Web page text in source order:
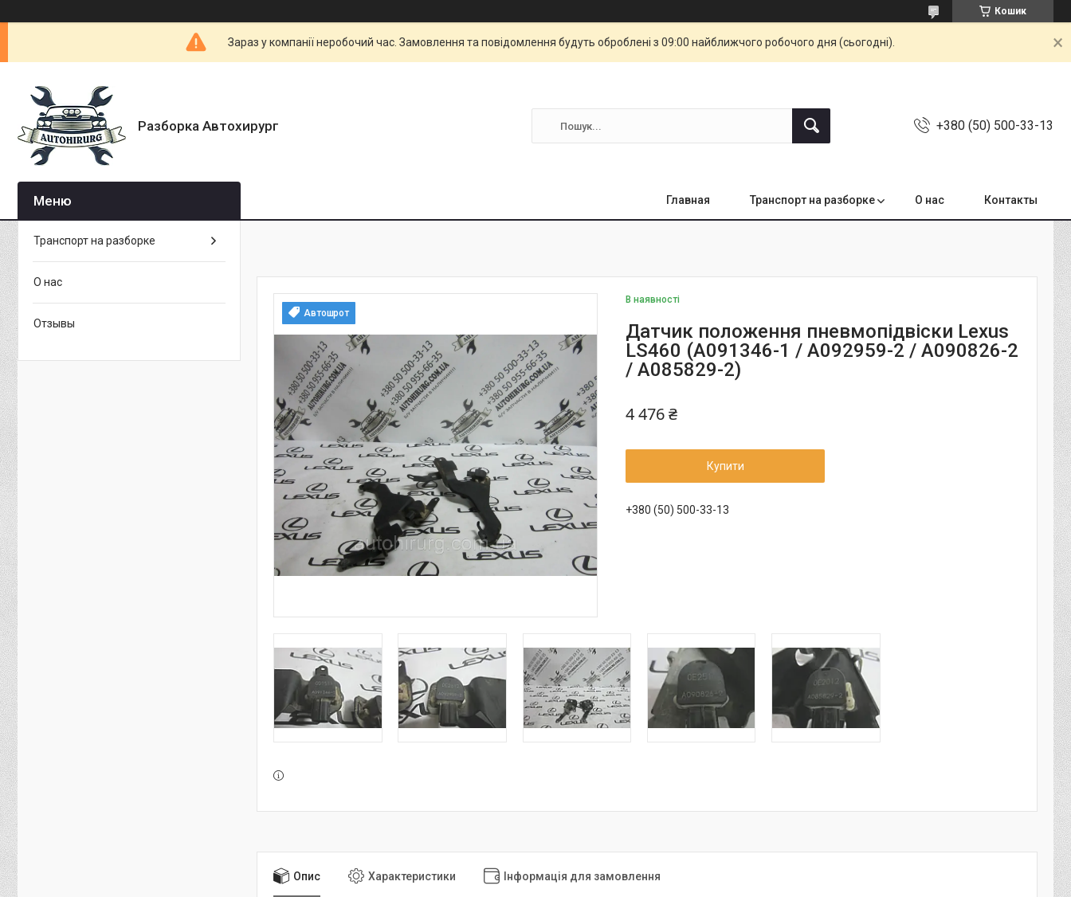
Кошик
Зараз у компанії неробочий час. Замовлення та повідомлення будуть оброблені з 09:00 найближчого робочого дня (сьогодні).
Разборка Автохирург +380 (50) 500-33-13
Главная Транспорт на разборке О нас Контакты
Автошрот
В наявності
Датчик положення пневмопідвіски Lexus
LS460 (A091346-1 / A092959-2 / A090826-2
/ A085829-2)
4 476 ₴
Купити
+380 (50) 500-33-13
Опис Характеристики Інформація для замовлення
Транспорт на разборке
О нас
Отзывы